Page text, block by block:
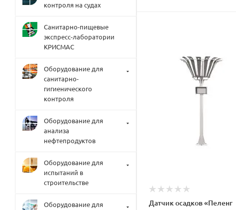
Датчик осадков «Пеленг
контроля на судах
Санитарно-пищевые
экспресс-лаборатории
КРИСМАС
Оборудование для
санитарно-
гигиенического
контроля
Оборудование для
анализа
нефтепродуктов
Оборудование для
испытаний в
строительстве
Оборудование для